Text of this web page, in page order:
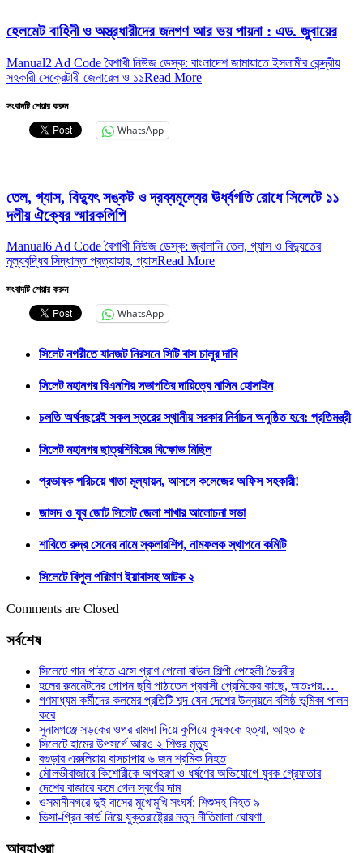
হেলমেট বাহিনী ও অস্ত্রধারীদের জনগণ আর ভয় পায়না : এড. জুবায়ের
Manual2 Ad Code বৈশাখী নিউজ ডেস্ক: বাংলাদেশ জামায়াতে ইসলামীর কেন্দ্রীয়
সহকারী সেক্রেটারী জেনারেল ও ১১Read More
সংবাদটি শেয়ার করুন
WhatsApp
তেল, গ্যাস, বিদ্যুৎ সঙ্কট ও দ্রব্যমূল্যের ঊর্ধ্বগতি রোধে সিলেটে ১১
দলীয় ঐক্যের স্মারকলিপি
Manual6 Ad Code বৈশাখী নিউজ ডেস্ক: জ্বালানি তেল, গ্যাস ও বিদ্যুতের
মূল্যবৃদ্ধির সিদ্ধান্ত প্রত্যাহার, গ্যাসRead More
সংবাদটি শেয়ার করুন
WhatsApp
সিলেট নগরীতে যানজট নিরসনে সিটি বাস চালুর দাবি
সিলেট মহানগর বিএনপির সভাপতির দায়িত্বে নাসিম হোসাইন
চলতি অর্থবছরেই সকল স্তরের স্থানীয় সরকার নির্বাচন অনুষ্ঠিত হবে: প্রতিমন্ত্রী
সিলেট মহানগর ছাত্রশিবিরের বিক্ষোভ মিছিল
প্রভাষক পরিচয়ে খাতা মূল্যায়ন, আসলে কলেজের অফিস সহকারী!
জাসদ ও যুব জোট সিলেট জেলা শাখার আলোচনা সভা
শাবিতে রুদ্র সেনের নামে স্কলারশিপ, নামফলক স্থাপনে কমিটি
সিলেটে বিপুল পরিমাণ ইয়াবাসহ আটক ২
Comments are Closed
সর্বশেষ
সিলেটে গান গাইতে এসে প্রাণ গেলো বাউল শিল্পী পেহেলী ভৈরবীর
হলের রুমমেটদের গোপন ছবি পাঠাতেন প্রবাসী প্রেমিকের কাছে, অতঃপর…
গণমাধ্যম কর্মীদের কলমের প্রতিটি শব্দ যেন দেশের উন্নয়নে বলিষ্ঠ ভূমিকা পালন
করে
সুনামগঞ্জে সড়কের ওপর রামদা দিয়ে কুপিয়ে কৃষককে হত্যা, আহত ৫
সিলেটে হামের উপসর্গে আরও ২ শিশুর মৃত্যু
বগুড়ার এরুলিয়ায় বাসচাপায় ৬ জন শ্রমিক নিহত
মৌলভীবাজারে কিশোরীকে অপহরণ ও ধর্ষণের অভিযোগে যুবক গ্রেফতার
দেশের বাজারে কমে গেল স্বর্ণের দাম
ওসমানীনগরে দুই বাসের মুখোমুখি সংঘর্ষ: শিশুসহ নিহত ৯
ভিসা-গ্রিন কার্ড নিয়ে যুক্তরাষ্ট্রের নতুন নীতিমালা ঘোষণা
আবহাওয়া